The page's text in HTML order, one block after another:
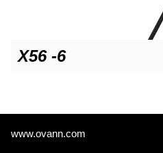
X56 -6
www.ovann.com